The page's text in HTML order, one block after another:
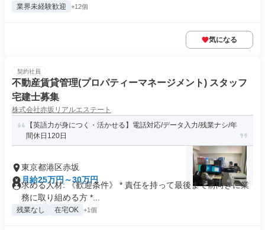
業界未経験歓迎 +12個
気になる
契約社員
不動産賃貸管理(プロパティーマネージメント) スタッフ
宅建士募集
株式会社赤坂リアルエステート
【英語力が身につく・活かせる】電話対応/データ入力/残業ナシ/年
間休日120日
東京都港区赤坂
月給25万円～30万円
求める人材: 《歓迎条件》 * 責任を持って最後まで前向きに業
務に取り組める方 *...
残業なし 在宅OK +1個